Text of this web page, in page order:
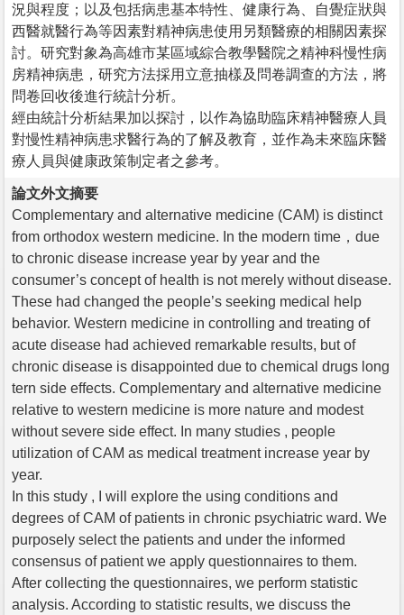
況與程度；以及包括病患基本特性、健康行為、自覺症狀與
西醫就醫行為等因素對精神病患使用另類醫療的相關因素探
討。研究對象為高雄市某區域綜合教學醫院之精神科慢性病
房精神病患，研究方法採用立意抽樣及問卷調查的方法，將
問卷回收後進行統計分析。
經由統計分析結果加以探討，以作為協助臨床精神醫療人員
對慢性精神病患求醫行為的了解及教育，並作為未來臨床醫
療人員與健康政策制定者之參考。
論文外文摘要
Complementary and alternative medicine (CAM) is distinct
from orthodox western medicine. In the modern time，due
to chronic disease increase year by year and the
consumer’s concept of health is not merely without disease.
These had changed the people’s seeking medical help
behavior. Western medicine in controlling and treating of
acute disease had achieved remarkable results, but of
chronic disease is disappointed due to chemical drugs long
tern side effects. Complementary and alternative medicine
relative to western medicine is more nature and modest
without severe side effect. In many studies , people
utilization of CAM as medical treatment increase year by
year.
In this study , I will explore the using conditions and
degrees of CAM of patients in chronic psychiatric ward. We
purposely select the patients and under the informed
consensus of patient we apply questionnaires to them.
After collecting the questionnaires, we perform statistic
analysis. According to statistic results, we discuss the